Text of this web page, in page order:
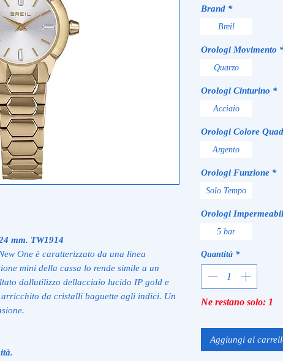
mm. TW1914
One è caratterizzato da una linea
mini della cassa lo rende simile a un
dallutilizzo dellacciaio lucido IP gold e
da cristalli baguette agli indici. Un
Brand *
Breil
Orologi Movimento
Quarzo
Orologi Cinturino *
Acciaio
Orologi Colore
Argento
Orologi Funzione *
Solo Tempo
Orologi
5 bar
Quantità *
Ne restano solo: 1
Aggiungi al